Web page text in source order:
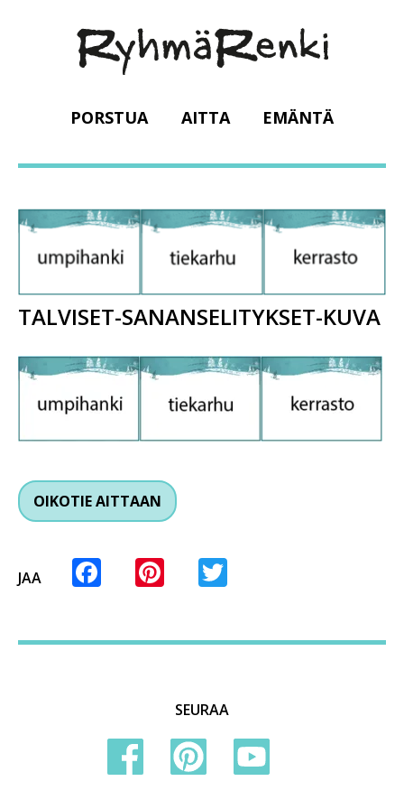
PORSTUA AITTA EMÄNTÄ
TALVISET-SANANSELITYKSET-KUVA
OIKOTIE AITTAAN
JAA Facebook
Pinterest
SEURAA